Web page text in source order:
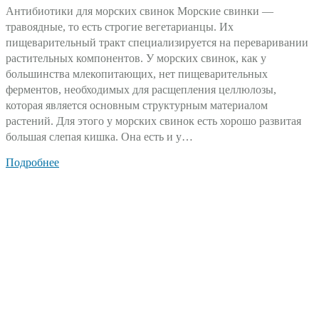
Антибиотики для морских свинок Морские свинки —
травоядные, то есть строгие вегетарианцы. Их
пищеварительный тракт специализируется на переваривании
растительных компонентов. У морских свинок, как у
большинства млекопитающих, нет пищеварительных
ферментов, необходимых для расщепления целлюлозы,
которая является основным структурным материалом
растений. Для этого у морских свинок есть хорошо развитая
большая слепая кишка. Она есть и у…
Подробнее